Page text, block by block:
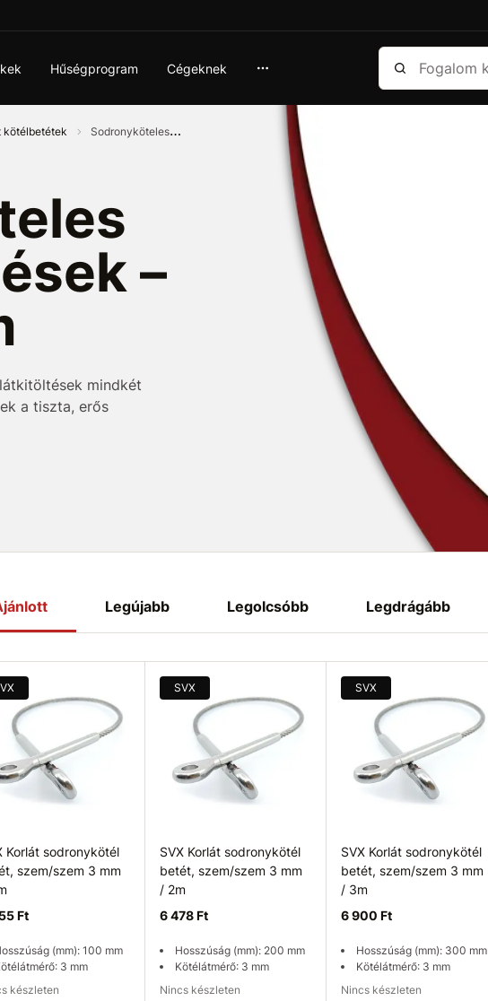
Hűségprogram Cégeknek
Keresés
kötélbetétek
Sodronyköteles
–
mindkét
a tiszta, erős
egyaránt.
Legújabb Legolcsóbb Legdrágább
Korlát sodronykötél
szem/szem 3 mm
Ft
(mm): 100 mm
3 mm
készleten
SVX
SVX Korlát sodronykötél
betét, szem/szem 3 mm
/ 2m
6 478 Ft
Hosszúság (mm): 200 mm
Kötélátmérő: 3 mm
Nincs készleten
SVX
SVX Korlát sodronykötél
betét, szem/szem 3 mm
/ 3m
6 900 Ft
Hosszúság (mm): 300 mm
Kötélátmérő: 3 mm
Nincs készleten